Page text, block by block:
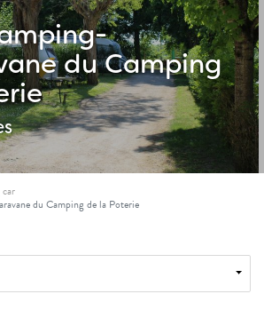
du Camping
du Camping de la Poterie